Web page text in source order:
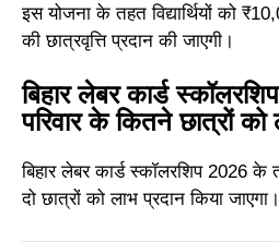
इस योजना के तहत विद्यार्थियों को
की छात्रवृत्ति प्रदान की जाएगी।
बिहार लेबर कार्ड
परिवार के कितने छात्रों को
बिहार लेबर कार्ड स्कॉलरशिप 2026
दो छात्रों को लाभ प्रदान किया जाएगा।